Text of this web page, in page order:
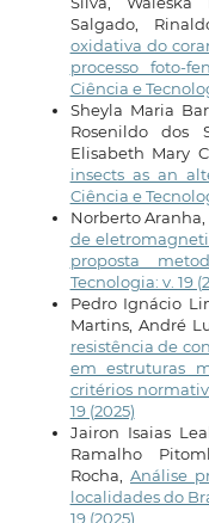
Salgado,
oxidativa do
processo foto-
Ciência e
Sheyla Maria
Rosenildo dos
Elisabeth Mary
insects as an
Ciência e
Norberto
de
proposta
Tecnologia: v. 19
Pedro Ignácio
Martins, André
resistência de
em estruturas
critérios
19 (2025)
Jairon Isaias
Ramalho
Rocha, Análise
localidades do
19 (2025)